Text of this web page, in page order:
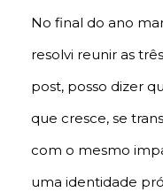
No final do ano
resolvi reunir as
post, posso dizer
que cresce, se
com o mesmo
uma identidade